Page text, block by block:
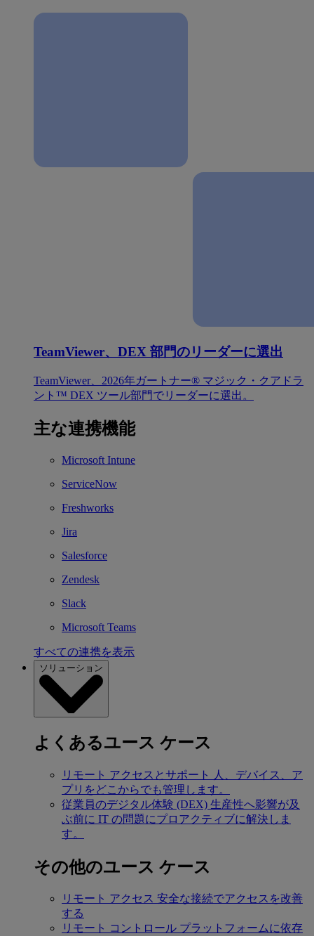
TeamViewer、DEX 部門のリーダーに選出
TeamViewer、2026年ガートナー® マジック・クアドラ
ント™ DEX ツール部門でリーダーに選出。
主な連携機能
Microsoft Intune
ServiceNow
Freshworks
Jira
Salesforce
Zendesk
Slack
Microsoft Teams
すべての連携を表示
ソリューション
よくあるユース ケース
リモート アクセスとサポート
人、デバイス、ア
プリをどこからでも管理します。
従業員のデジタル体験 (DEX) 生産性へ影響が及
ぶ前に IT の問題にプロアクティブに解決しま
す。
その他のユース ケース
リモート アクセス 安全な接続でアクセスを改善
する
リモート コントロール プラットフォームに依存